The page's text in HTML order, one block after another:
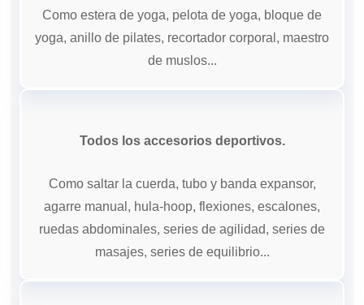
Como estera de yoga, pelota de yoga, bloque de
yoga, anillo de pilates, recortador corporal, maestro
de muslos...
Todos los accesorios deportivos.
Como saltar la cuerda, tubo y banda expansor,
agarre manual, hula-hoop, flexiones, escalones,
ruedas abdominales, series de agilidad, series de
masajes, series de equilibrio...